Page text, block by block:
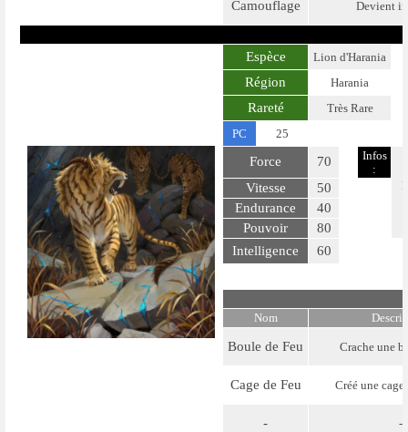
Camouflage Devient
Espèce Lion d'Harania
Région Harania
Rareté
Très Rare
PC
25
Force 70
Infos
:
Vitesse
50
Endurance
40
Pouvoir
80
Intelligence
60
Nom
Boule de Feu Crache une
Cage de Feu Créé une
- -